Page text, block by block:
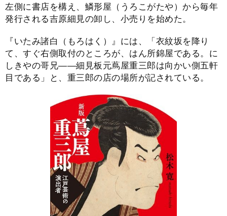
左側に書店を構え、鱗形屋（うろこがたや）から毎年
発行される吉原細見の卸し、小売りを始めた。
『いたみ諸白（もろはく）』には、「衣紋坂を降り
て、すぐ右側取付のところが、はん所錦屋である。に
しきやの哥兄――細見板元蔦屋重三郎は向かい側五軒
目である」と、重三郎の店の場所が記されている。